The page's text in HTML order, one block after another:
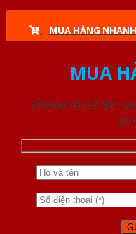
MUA HÀNG NHANH
MUA
Chúng tôi sẽ liên